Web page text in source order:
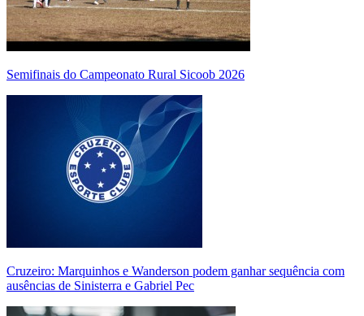
Semifinais do Campeonato Rural Sicoob 2026
Cruzeiro: Marquinhos e Wanderson podem ganhar sequência com
ausências de Sinisterra e Gabriel Pec